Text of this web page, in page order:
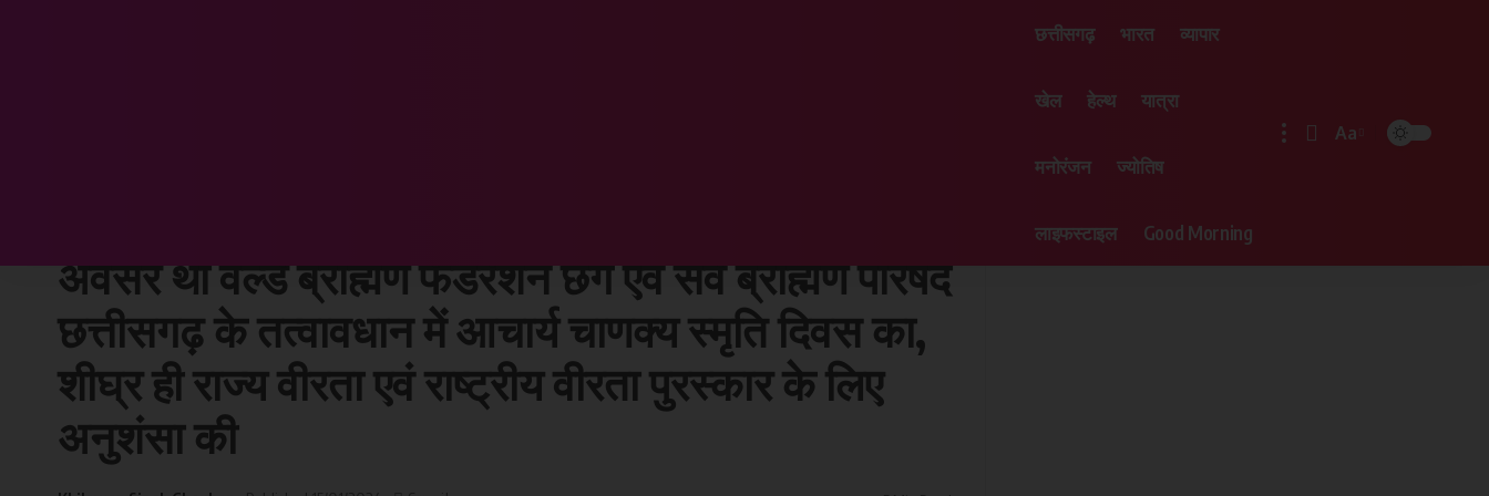
छत्तीसगढ़ भारत व्यापार
खेल हेल्थ यात्रा
मनोरंजन ज्योतिष
लाइफस्टाइल Good Morning
Aa
अवसर था वर्ल्ड ब्राह्मण फेडरेशन छग एवं सर्व ब्राह्मण परिषद
छत्तीसगढ़ के तत्वावधान में आचार्य चाणक्य स्मृति दिवस का,
शीघ्र ही राज्य वीरता एवं राष्ट्रीय वीरता पुरस्कार के लिए
अनुशंसा की